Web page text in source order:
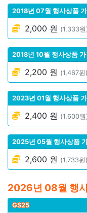
2018년 07월 행사상품
2,000 원 (1,333원
2018년 10월 행사상품 가
2,200 원 (1,467원)
2023년 01월 행사상품
2,400 원 (1,600원
2025년 05월 행사상품
2,600 원 (1,733원)
2026년 08월 행
GS25